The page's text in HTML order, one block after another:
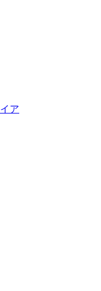
ア